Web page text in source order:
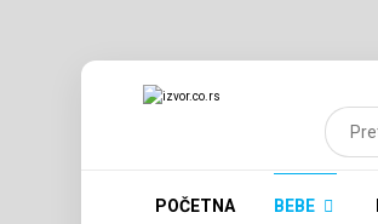
POČETNA BEBE